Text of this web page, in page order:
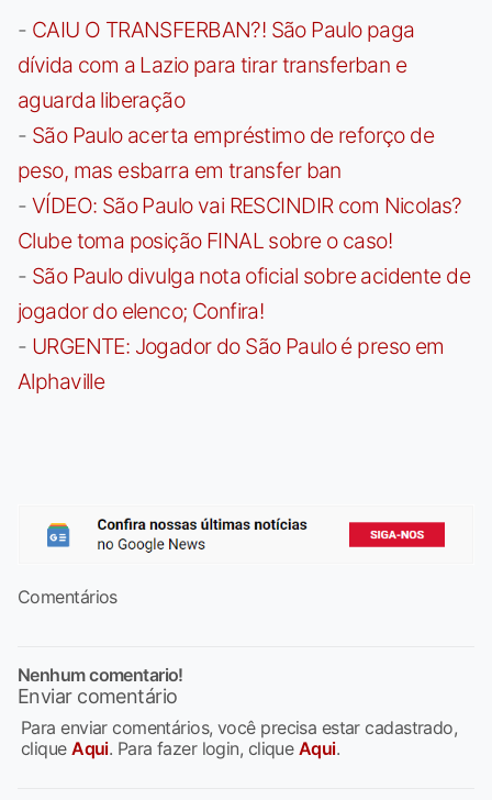
- CAIU O TRANSFERBAN?! São Paulo paga
dívida com a Lazio para tirar transferban e
aguarda liberação
- São Paulo acerta empréstimo de reforço de
peso, mas esbarra em transfer ban
- VÍDEO: São Paulo vai RESCINDIR com Nicolas?
Clube toma posição FINAL sobre o caso!
- São Paulo divulga nota oficial sobre acidente de
jogador do elenco; Confira!
- URGENTE: Jogador do São Paulo é preso em
Alphaville
Comentários
Nenhum comentario!
Enviar comentário
Para enviar comentários, você precisa estar cadastrado,
cliqueAqui. Para fazer login, clique Aqui.